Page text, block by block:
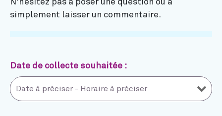
N’hésitez pas à poser une question ou à
simplement laisser un commentaire.
Date de collecte souhaitée :